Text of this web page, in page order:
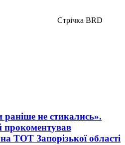
Стрічка BRD
не стикались».
прокоментував
ТОТ Запорізької області